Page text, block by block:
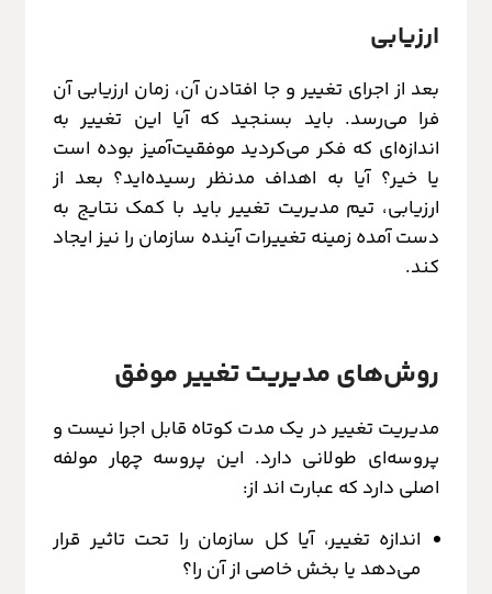
ارزیابی
بعد از اجرای تغییر و جا افتادن آن، زمان ارزیابی آن
فرا می‌رسد. باید بسنجید که آیا این تغییر به
اندازه‌ای که فکر می‌کردید موفقیت‌آمیز بوده است
یا خیر؟ آیا به اهداف مدنظر رسیده‌اید؟ بعد از
ارزیابی، تیم مدیریت تغییر باید با کمک نتایج به
دست آمده زمینه تغییرات آینده سازمان را نیز ایجاد
کند.
روش‌های مدیریت تغییر موفق
مدیریت تغییر در یک مدت کوتاه قابل اجرا نیست و
پروسه‌ای طولانی دارد. این پروسه چهار مولفه
اصلی دارد که عبارت اند از:
اندازه تغییر، آیا کل سازمان را تحت تاثیر قرار
می‌دهد یا بخش خاصی از آن‌ را؟